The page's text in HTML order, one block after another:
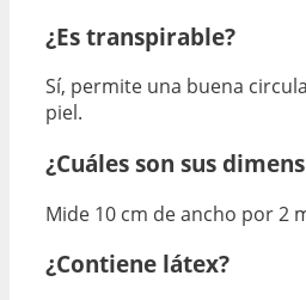
¿Es transpirable?
Sí, permite una buena
piel.
¿Cuáles son sus
Mide 10 cm de ancho por 2
¿Contiene látex?